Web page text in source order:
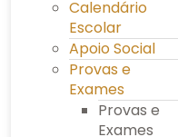
Calendário
Escolar
Apoio Social
Provas e
Exames
Provas e
Exames